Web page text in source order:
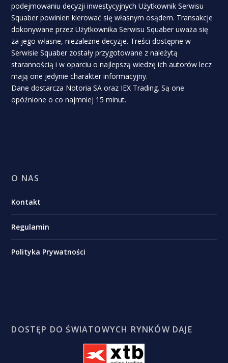
podejmowaniu decyzji inwestycyjnych Użytkownik Serwisu
Squaber powinien kierować się własnym osądem. Transakcje
dokonywane przez Użytkownika Serwisu Squaber uważa się
za jego własne, niezależne decyzje. Treści dostępne w
Serwisie Squaber zostały przygotowane z należytą
starannością i w oparciu o najlepszą wiedzę ich autorów lecz
mają one jedynie charakter informacyjny.
Dane dostarcza Notoria SA oraz IEX Trading. Są one
opóźnione o co najmniej 15 minut.
O NAS
Kontakt
Regulamin
Polityka Prywatności
DOSTĘP DO ŚWIATOWYCH RYNKÓW DAJE